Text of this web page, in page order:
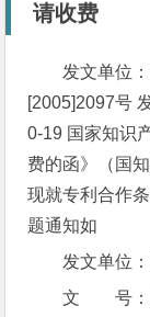
请收费
发文单位
[2005]2097号
0-19 国家知识
费的函》（国
现就专利合作
题通知如
发文单位
文 号：